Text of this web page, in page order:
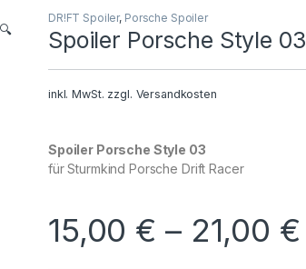
🔍
DR!FT Spoiler, Porsche Spoiler
Spoiler Porsche Style 03
inkl. MwSt. zzgl. Versandkosten
Spoiler Porsche Style 03
für Sturmkind Porsche Drift Racer
15,00 € – 21,00 €